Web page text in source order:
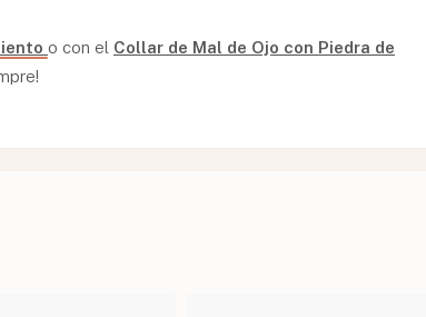
o con el Collar de Mal de Ojo con Piedra de